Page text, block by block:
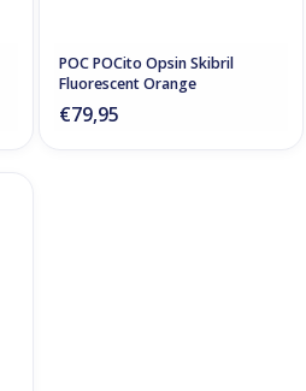
POC POCito Opsin Skibril
Fluorescent Orange
€79,95